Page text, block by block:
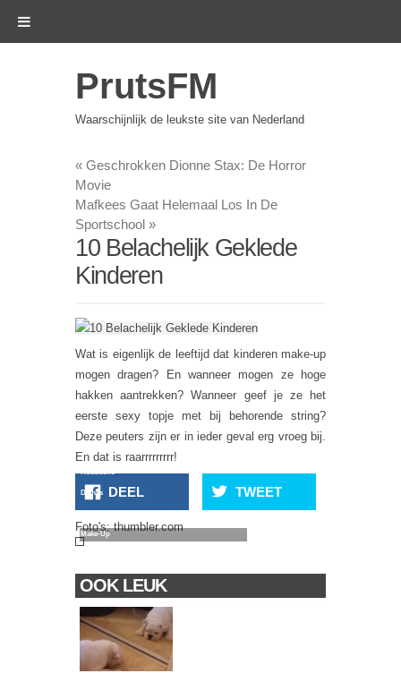
PrutsFM
Waarschijnlijk de leukste site van Nederland
« Geschrokken Dionne Stax: De Horror
Movie
Mafkees Gaat Helemaal Los In De
Sportschool »
10 Belachelijk Geklede
Kinderen
Wat is eigenlijk de leeftijd dat kinderen make-up
mogen dragen? En wanneer mogen ze hoge
hakken aantrekken? Wanneer geef je ze het
eerste sexy topje met bij behorende string?
Deze peuters zijn er in ieder geval erg vroeg bij.
En dat is raarrrrrrrrr!
DEEL TWEET
Foto's: thumbler.com
Dames
Voor & Na
Make-Up
OOK LEUK